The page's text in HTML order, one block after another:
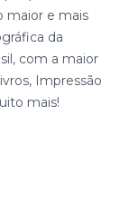
maior e mais
da
com a maior
Impressão
mais!